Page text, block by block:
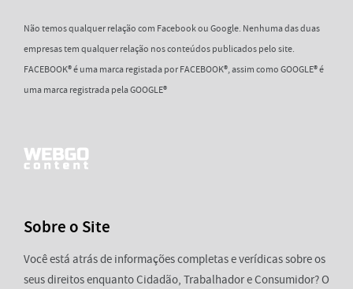
Não temos qualquer relação com Facebook ou Google. Nenhuma das duas
empresas tem qualquer relação nos conteúdos publicados pelo site.
FACEBOOK® é uma marca registada por FACEBOOK®, assim como GOOGLE® é
uma marca registrada pela GOOGLE®
Sobre o Site
Você está atrás de informações completas e verídicas sobre os
seus direitos enquanto Cidadão, Trabalhador e Consumidor? O